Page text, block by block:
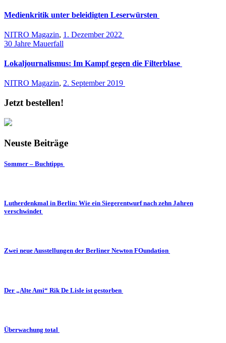
Medienkritik unter beleidigten Leserwürsten
NITRO Magazin, 1. Dezember 2022
30 Jahre Mauerfall
Lokaljournalismus: Im Kampf gegen die Filterblase
NITRO Magazin, 2. September 2019
Jetzt bestellen!
Neuste Beiträge
Sommer – Buchtipps
Lutherdenkmal in Berlin: Wie ein Siegerentwurf nach zehn Jahren
verschwindet
Zwei neue Ausstellungen der Berliner Newton FOundation
Der „Alte Ami“ Rik De Lisle ist gestorben
Überwachung total